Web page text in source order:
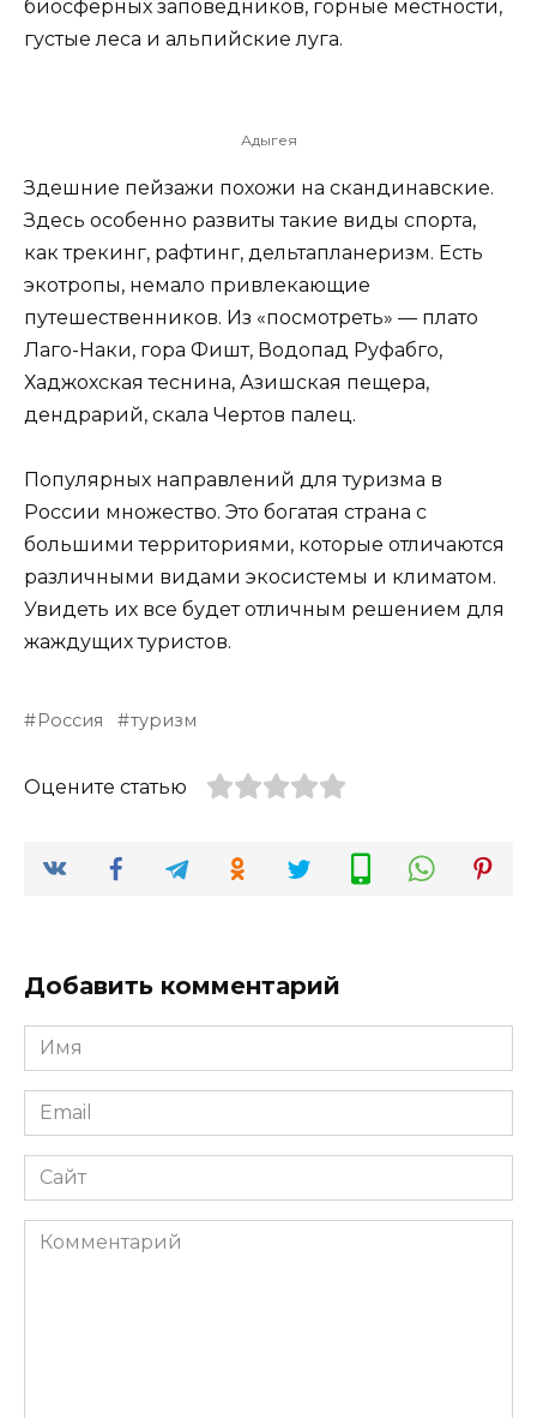
биосферных заповедников, горные местности,
густые леса и альпийские луга.
Адыгея
Здешние пейзажи похожи на скандинавские.
Здесь особенно развиты такие виды спорта,
как трекинг, рафтинг, дельтапланеризм. Есть
экотропы, немало привлекающие
путешественников. Из «посмотреть» — плато
Лаго-Наки, гора Фишт, Водопад Руфабго,
Хаджохская теснина, Азишская пещера,
дендрарий, скала Чертов палец.
Популярных направлений для туризма в
России множество. Это богатая страна с
большими территориями, которые отличаются
различными видами экосистемы и климатом.
Увидеть их все будет отличным решением для
жаждущих туристов.
Россия туризм
Оцените статью
Добавить комментарий
Имя
*
Email
*
Сайт
Комментарий